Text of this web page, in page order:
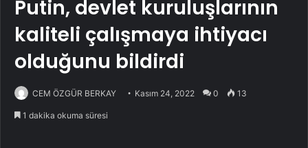
Putin, devlet kuruluşlarının
kaliteli çalışmaya ihtiyacı
olduğunu bildirdi
CEM ÖZGÜR BERKAY Kasım 24, 2022 0 13
1 dakika okuma süresi